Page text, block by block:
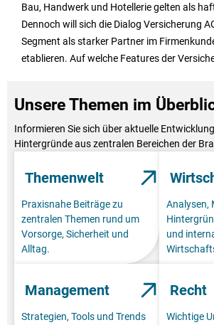
Bau, Handwerk und Hotellerie gelten als
Dennoch will sich die Dialog Versicherung
Segment als starker Partner im
etablieren. Auf welche Features der
Unsere Themen im
Informieren Sie sich über aktuelle
Hintergründe aus zentralen Bereichen der
Themenwelt
Praxisnahe Beiträge zu
zentralen Themen rund um
Vorsorge, Sicherheit und
Alltag.
Analysen,
und
Management
Strategien, Tools und Trends
Recht
Wichtige